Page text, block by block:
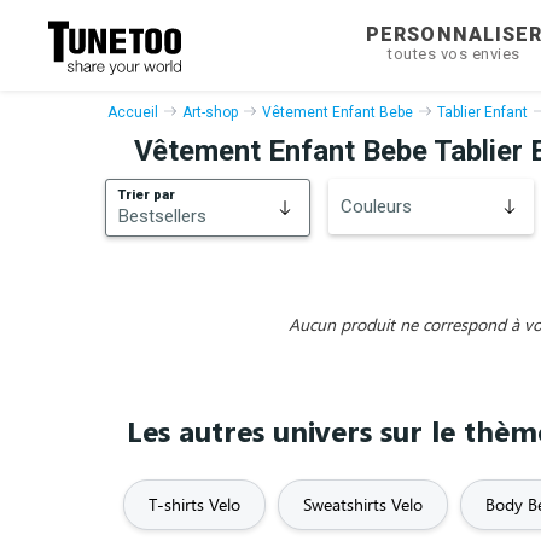
toutes vos envies
Accueil Art-shop Vêtement Enfant Bebe Tablier Enfant
Vêtement Enfant Bebe Tablier
Trier par
Bestsellers Couleurs
Aucun produit ne correspond à
Les autres univers sur le
T-shirts Velo Sweatshirts Velo Body